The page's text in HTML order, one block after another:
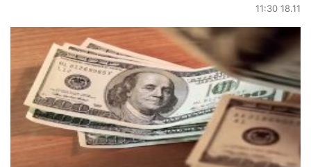
11:30 18.11